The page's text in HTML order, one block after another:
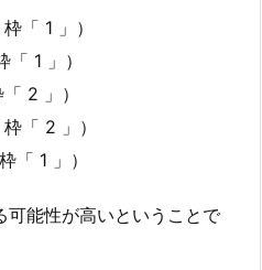
「 1 」）
1 」）
2 」）
「 2 」）
1 」）
可能性が高いということで